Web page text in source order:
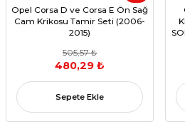
Opel Corsa D ve Corsa E Ön Sağ
Cam Krikosu Tamir Seti (2006-
2015)
505,57 ₺
480,29 ₺
Sepete Ekle